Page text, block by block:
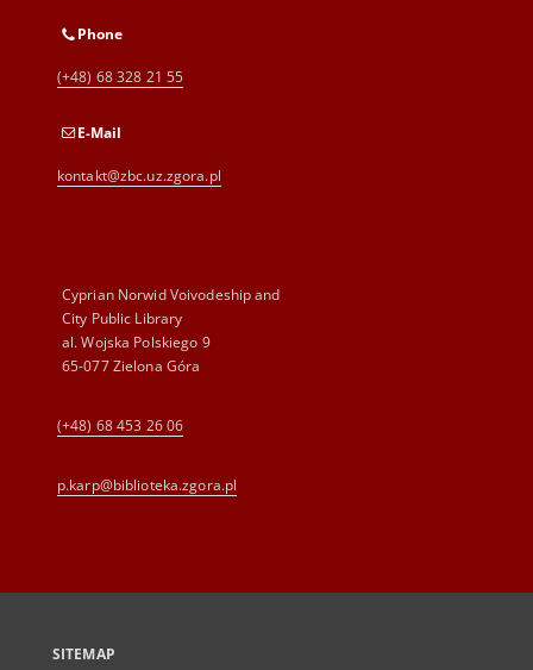
Phone
(+48) 68 328 21 55
E-Mail
kontakt@zbc.uz.zgora.pl
Cyprian Norwid Voivodeship and
City Public Library
al. Wojska Polskiego 9
65-077 Zielona Góra
(+48) 68 453 26 06
p.karp@biblioteka.zgora.pl
SITEMAP